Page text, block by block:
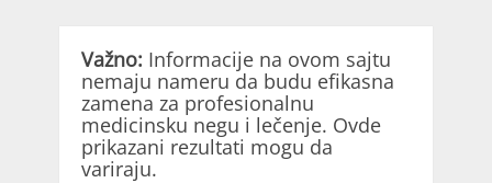
Važno: Informacije na ovom sajtu
nemaju nameru da budu efikasna
zamena za profesionalnu
medicinsku negu i lečenje. Ovde
prikazani rezultati mogu da
variraju.